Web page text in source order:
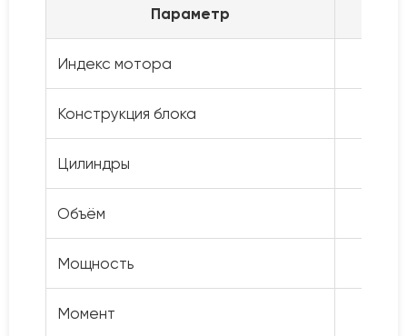
Параметр
Индекс мотора
Конструкция блока
Цилиндры
Объём
Мощность
Момент